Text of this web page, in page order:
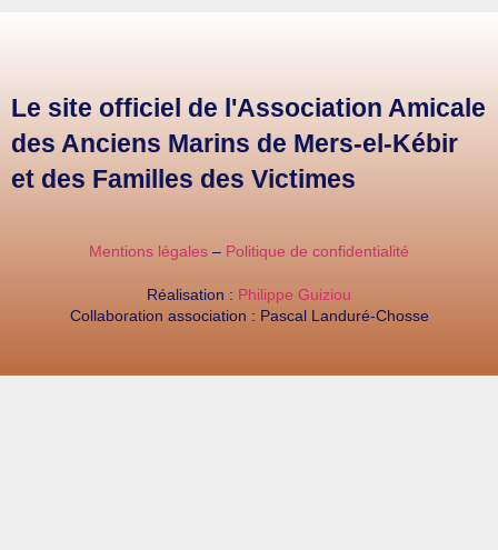
Le site officiel de l'Association Amicale
des Anciens Marins de Mers-el-Kébir
et des Familles des Victimes
Mentions légales – Politique de confidentialité
Réalisation : Philippe Guiziou
Collaboration association : Pascal Landuré-Chosse